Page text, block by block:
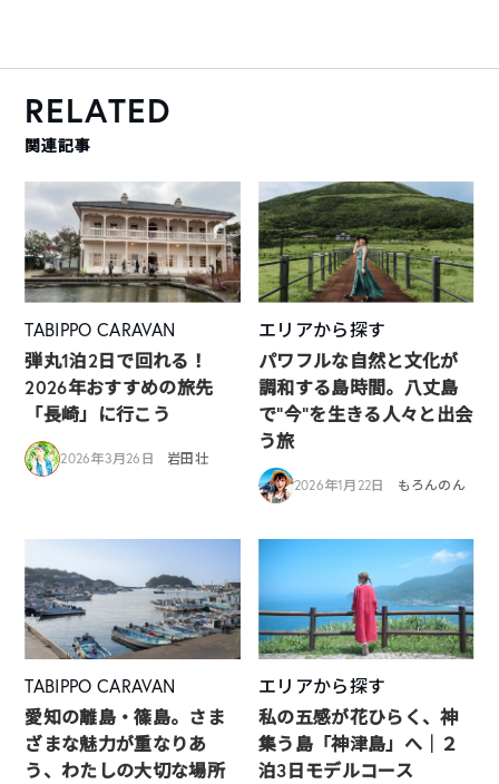
RELATED
関連記事
TABIPPO CARAVAN
弾丸1泊2日で回れる！
2026年おすすめの旅先
「長崎」に行こう
2026年3月26日 岩田壮
エリアから探す
パワフルな自然と文化が
調和する島時間。八丈島
で“今”を生きる人々と出会
う旅
2026年1月22日 もろんのん
TABIPPO CARAVAN
愛知の離島・篠島。さま
ざまな魅力が重なりあ
う、わたしの大切な場所
エリアから探す
私の五感が花ひらく、神
集う島「神津島」へ｜２
泊3日モデルコース